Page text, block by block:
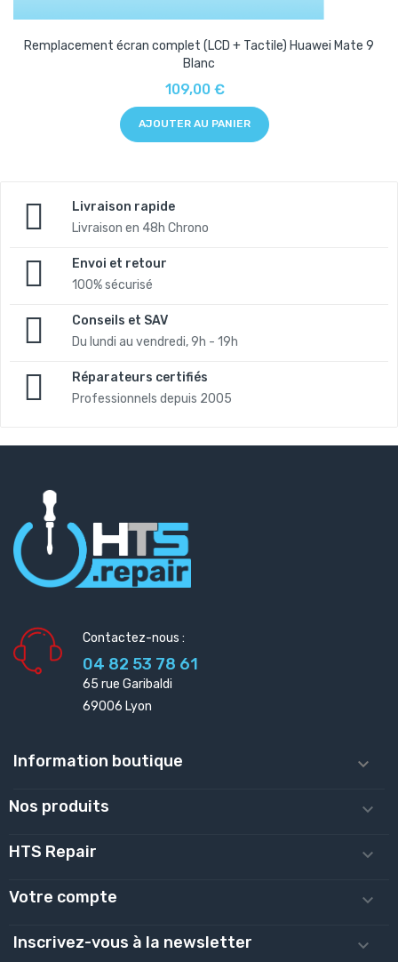
Remplacement écran complet (LCD + Tactile) Huawei Mate 9
Blanc
109,00 €
AJOUTER AU PANIER
Livraison rapide
Livraison en 48h Chrono
Envoi et retour
100% sécurisé
Conseils et SAV
Du lundi au vendredi, 9h - 19h
Réparateurs certifiés
Professionnels depuis 2005
Contactez-nous :
04 82 53 78 61
65 rue Garibaldi
69006 Lyon
Information boutique 
Nos produits 
HTS Repair 
Votre compte 
Inscrivez-vous à la newsletter 